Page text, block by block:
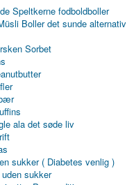
Speltkerne fodboldboller
Boller det sunde alternativ
Sorbet
ala det søde liv
sukker ( Diabetes venlig )
sukker